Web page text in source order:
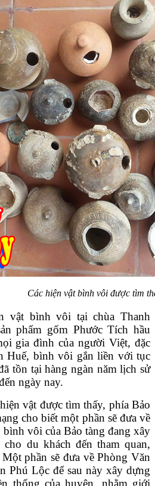
Các hiện vật bình vôi được tìm
vật bình vôi tại chùa Thanh
phẩm gốm Phước Tích hầu
gia đình của người Việt, đặc
Huế, bình vôi gắn liền với tục
tồn tại hàng ngàn năm lịch sử
ngày nay.
vật được tìm thấy, phía Bảo
cho biết một phần sẽ đưa về
vôi của Bảo tàng đang xây
du khách đến tham quan,
phần sẽ đưa về Phòng Văn
Phú Lộc để sau này xây dựng
thống của huyện, nhằm giới